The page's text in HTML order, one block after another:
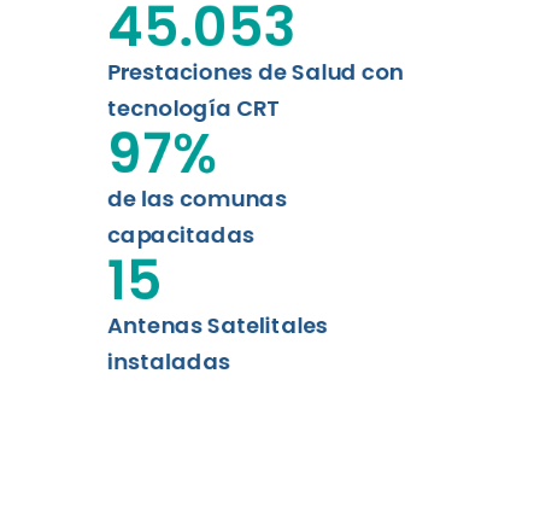
Prestaciones de Salud con
tecnología CRT
45.053
de las comunas
capacitadas
97%
Antenas Satelitales
instaladas
15